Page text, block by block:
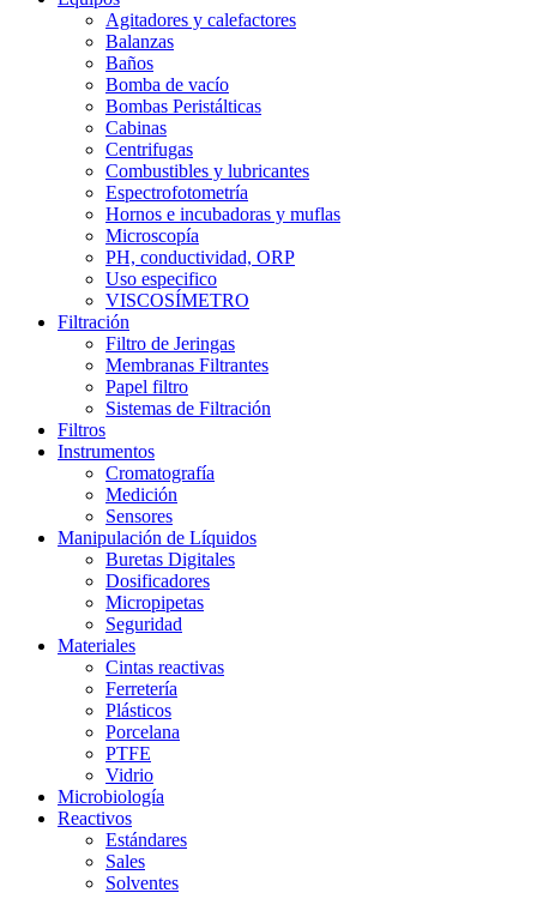
Agitadores y calefactores
Balanzas
Baños
Bomba de vacío
Bombas Peristálticas
Cabinas
Centrifugas
Combustibles y lubricantes
Espectrofotometría
Hornos e incubadoras y muflas
Microscopía
PH, conductividad, ORP
Uso especifico
VISCOSÍMETRO
Filtración
Filtro de Jeringas
Membranas Filtrantes
Papel filtro
Sistemas de Filtración
Filtros
Instrumentos
Cromatografía
Medición
Sensores
Manipulación de Líquidos
Buretas Digitales
Dosificadores
Micropipetas
Seguridad
Materiales
Cintas reactivas
Ferretería
Plásticos
Porcelana
PTFE
Vidrio
Microbiología
Reactivos
Estándares
Sales
Solventes